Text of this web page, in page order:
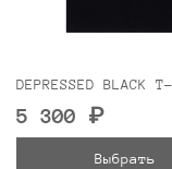
DEPRESSED BLACK
5 300 ₽
Выбрать